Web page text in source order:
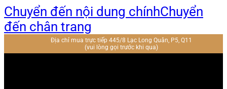
Chuyển đến nội dung chínhChuyển
đến chân trang
Địa chỉ mua trực tiếp 445/8 Lạc Long Quân, P5, Q11
(vui lòng gọi trước khi qua)